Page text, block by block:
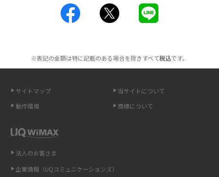
工事不要！置くだけWi-Fiの特徴は？メリット・デメリットや選び方を解説
介
ポケット型Wi-Fi（モバイルWi-Fi）とは？おススメする方の特徴や選び方を
点も解説
※表記の金額は特に記載のある場合を除きすべて税込です。
サイトマップ
当サイトについて
動作環境
商標について
法人のお客さま
企業情報（UQコミュニケーションズ）